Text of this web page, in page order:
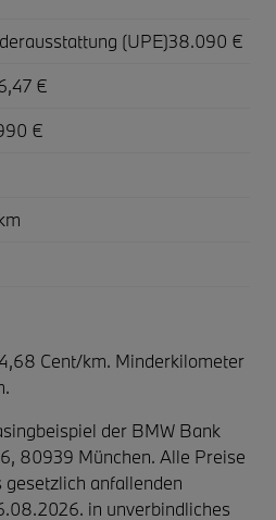
(UPE)38.090 €
€
€
Cent/km. Minderkilometer
der BMW Bank
80939 München. Alle Preise
anfallenden
in unverbindliches